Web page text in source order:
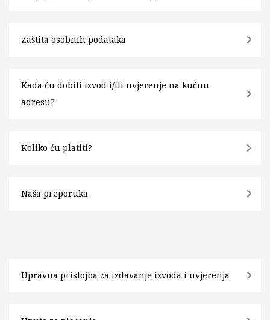
Zaštita osobnih podataka
Kada ću dobiti izvod i/ili uvjerenje na kućnu
adresu?
Koliko ću platiti?
Naša preporuka
Upravna pristojba za izdavanje izvoda i uvjerenja